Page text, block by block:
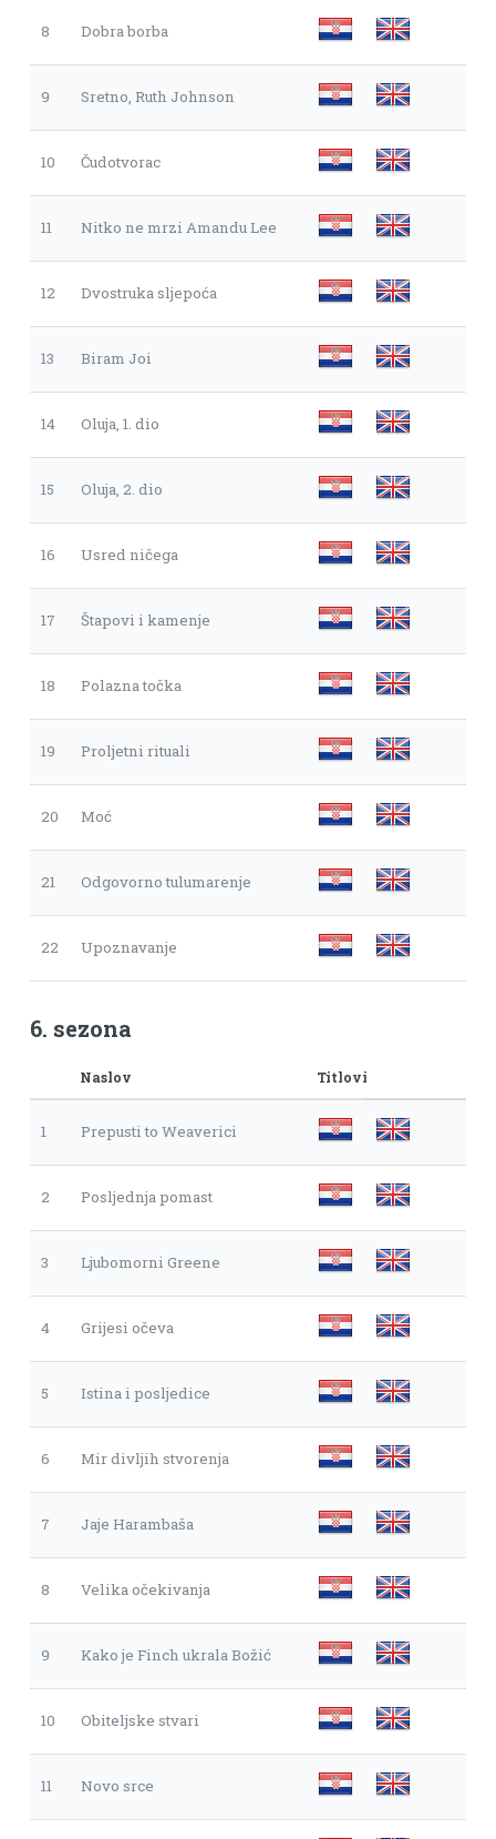
8 Dobra borba
9 Sretno, Ruth Johnson
10 Čudotvorac
11 Nitko ne mrzi Amandu Lee
12 Dvostruka sljepoća
13 Biram Joi
14 Oluja, 1. dio
15 Oluja, 2. dio
16 Usred ničega
17 Štapovi i kamenje
18 Polazna točka
19 Proljetni rituali
20 Moć
21 Odgovorno tulumarenje
22 Upoznavanje
6. sezona
Naslov Titlovi
1 Prepusti to Weaverici
2 Posljednja pomast
3 Ljubomorni Greene
4 Grijesi očeva
5 Istina i posljedice
6 Mir divljih stvorenja
7 Jaje Harambaša
8 Velika očekivanja
9 Kako je Finch ukrala Božić
10 Obiteljske stvari
11 Novo srce